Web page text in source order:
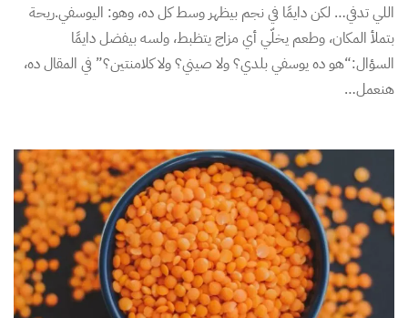
اللي تدفي… لكن دايمًا في نجم بيظهر وسط كل ده، وهو: اليوسفي.ريحة
بتملأ المكان، وطعم يخلّي أي مزاج يتظبط، ولسه بيفضل دايمًا
السؤال:“هو ده يوسفي بلدي؟ ولا صيني؟ ولا كلامنتين؟” في المقال ده،
هنعمل…